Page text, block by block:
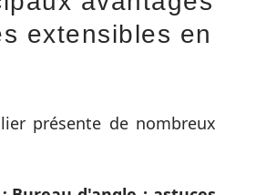
extensibles en
présente de nombreux